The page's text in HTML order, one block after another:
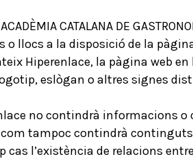
CATALANA DE
llocs a la disposició de la
Hiperenlace, la pàgina web
eslògan o altres signes
no contindrà
tampoc contindrà
l’existència de relacions entre